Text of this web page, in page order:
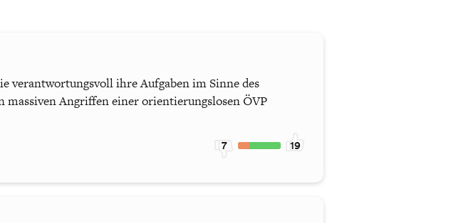
verantwortungsvoll ihre Aufgaben im Sinne des
Angriffen einer orientierungslosen ÖVP
7 19